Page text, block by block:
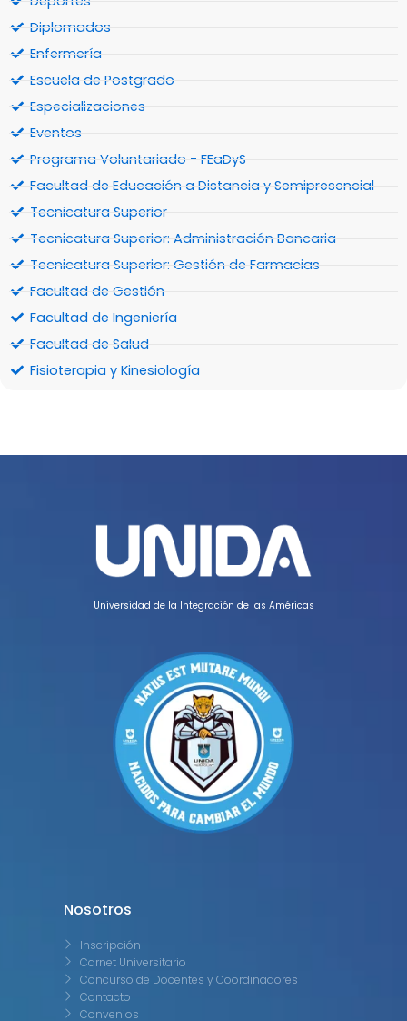
Diplomados
Enfermería
Escuela de Postgrado
Especializaciones
Eventos
Programa Voluntariado - FEaDyS
Facultad de Educación a Distancia y Semipresencial
Tecnicatura Superior
Tecnicatura Superior: Administración Bancaria
Tecnicatura Superior: Gestión de Farmacias
Facultad de Gestión
Facultad de Ingeniería
Facultad de Salud
Fisioterapia y Kinesiología
Universidad de la Integración de las Américas
Nosotros
Inscripción
Carnet Universitario
Concurso de Docentes y Coordinadores
Contacto
Convenios